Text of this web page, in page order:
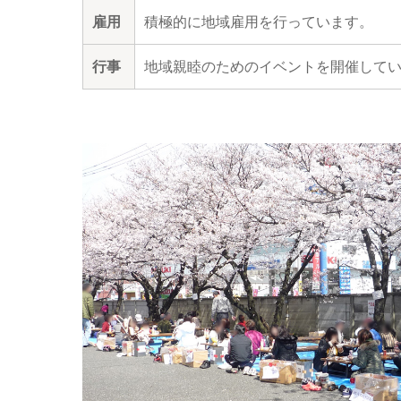
雇用 積極的に地域雇用を行っています。
行事 地域親睦のためのイベントを開催して